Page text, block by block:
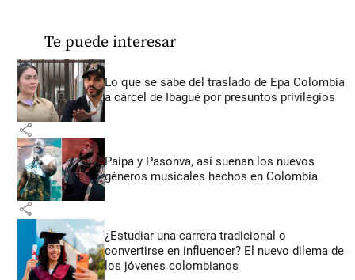
Te puede interesar
Lo que se sabe del traslado de Epa Colombia
a cárcel de Ibagué por presuntos privilegios
share
Paipa y Pasonva, así suenan los nuevos
géneros musicales hechos en Colombia
share
¿Estudiar una carrera tradicional o
convertirse en influencer? El nuevo dilema de
los jóvenes colombianos